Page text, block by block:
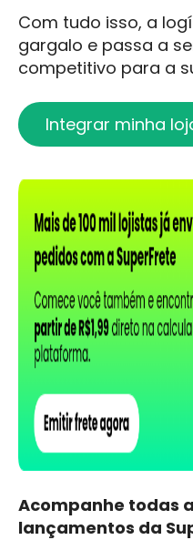
Com tudo isso, a
gargalo e passa a
competitivo para a
Integrar minha
Acompanhe todas
lançamentos da